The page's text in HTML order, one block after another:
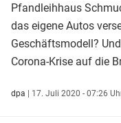
Pfandleihhaus
das eigene Autos
Geschäftsmodell?
Corona-Krise auf die
dpa | 17. Juli 2020 - 07:26